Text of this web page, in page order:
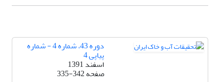
دوره 43، شماره 4 - شماره
پیاپی 4
اسفند 1391
صفحه335-342